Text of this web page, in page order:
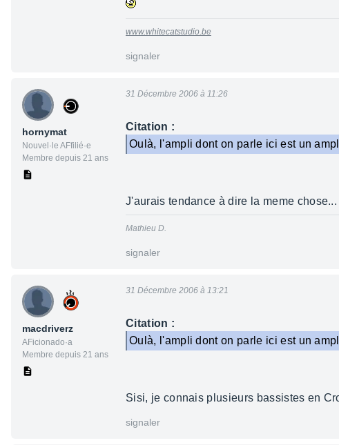
www.whitecatstudio.be
signaler
hornymat
Nouvel·le AFfilié·e
Membre depuis 21 ans
31 Décembre 2006 à 11:26
Citation :
Oulà, l'ampli dont on parle ici est un
J'aurais tendance à dire la meme
Mathieu D.
signaler
macdriverz
AFicionado·a
Membre depuis 21 ans
31 Décembre 2006 à 13:21
Citation :
Oulà, l'ampli dont on parle ici est un
Sisi, je connais plusieurs bassistes en
signaler